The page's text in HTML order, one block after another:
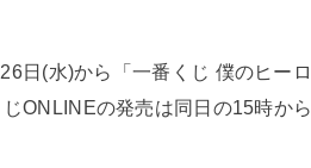
日(水)から「一番くじ 僕のヒー
ONLINEの発売は同日の15時か